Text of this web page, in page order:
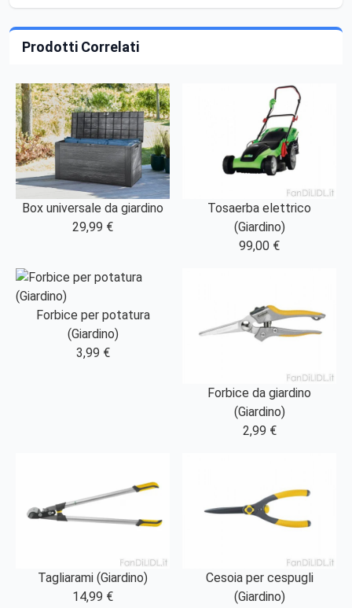
Prodotti Correlati
Box universale da giardino
29,99 €
Tosaerba elettrico
(Giardino)
99,00 €
Forbice per potatura
(Giardino)
3,99 €
Forbice da giardino
(Giardino)
2,99 €
Tagliarami (Giardino)
14,99 €
Cesoia per cespugli
(Giardino)